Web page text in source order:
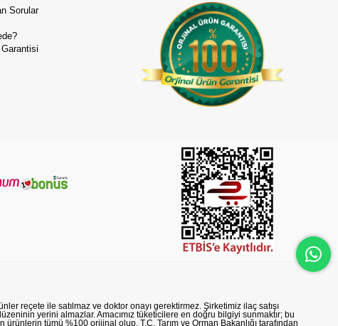
Sorular
reçete ile satılmaz ve doktor onayı gerektirmez. Şirketimiz ilaç satışı
yerini almazlar. Amacımız tüketicilere en doğru bilgiyi sunmaktır; bu
tümü %100 orijinal olup, T.C. Tarım ve Orman Bakanlığı tarafından